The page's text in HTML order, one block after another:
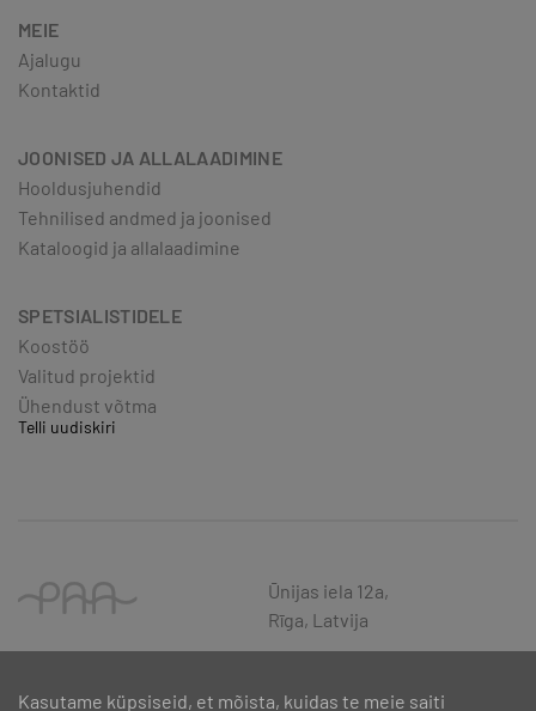
MEIE
Ajalugu
Kontaktid
JOONISED JA ALLALAADIMINE
Hooldusjuhendid
Tehnilised andmed ja joonised
Kataloogid ja allalaadimine
SPETSIALISTIDELE
Koostöö
Valitud projektid
Ühendust võtma
Telli uudiskiri
Ūnijas iela 12a,
Rīga, Latvija
Kasutame küpsiseid, et mõista, kuidas te meie saiti